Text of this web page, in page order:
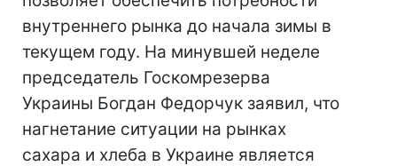
внутреннего рынка до начала зимы в
текущем году. На минувшей неделе
председатель Госкомрезерва
Украины Богдан Федорчук заявил, что
нагнетание ситуации на рынках
сахара и хлеба в Украине является